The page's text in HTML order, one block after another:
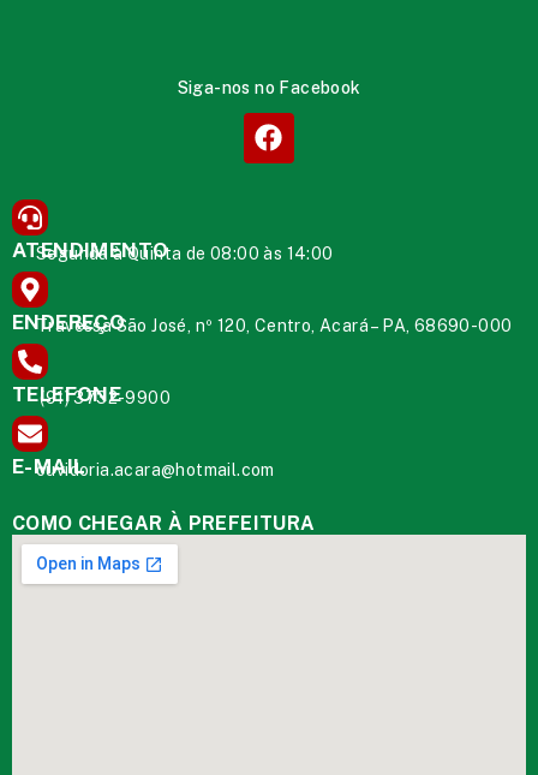
Siga-nos no Facebook
ATENDIMENTO
Segunda à Quinta de 08:00 às 14:00
ENDEREÇO
Travessa São José, nº 120, Centro, Acará – PA, 68690-000
TELEFONE
(91) 3732-9900
E-MAIL
ouvidoria.acara@hotmail.com
COMO CHEGAR À PREFEITURA